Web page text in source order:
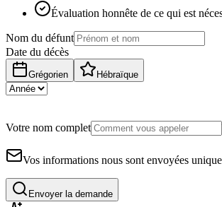
Évaluation honnête de ce qui est
Nom du défunt
Date du décès
Grégorien Hébraïque
Votre nom complet
Vos informations nous sont envoyées
Envoyer la demande